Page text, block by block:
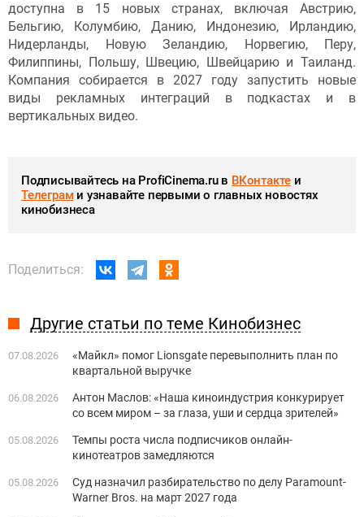
доступна в 15 новых странах, включая Австрию,
Бельгию, Колумбию, Данию, Индонезию, Ирландию,
Нидерланды, Новую Зеландию, Норвегию, Перу,
Филиппины, Польшу, Швецию, Швейцарию и Таиланд.
Компания собирается в 2027 году запустить новые
виды рекламных интеграций в подкастах и ​​​​в
вертикальных видео.
Подписывайтесь на ProfiCinema.ru в ВКонтакте и
Телеграми узнавайте первыми о главных новостях
кинобизнеса
Поделиться:
Другие статьи по теме Кинобизнес
07.08.2026
«Майкл» помог Lionsgate перевыполнить план по
квартальной выручке
06.08.2026
Антон Маслов: «Наша киноиндустрия конкурирует
со всем миром – за глаза, уши и сердца зрителей»
05.08.2026
Темпы роста числа подписчиков онлайн-
кинотеатров замедляются
05.08.2026
Суд назначил разбирательство по делу Paramount-
Warner Bros. на март 2027 года